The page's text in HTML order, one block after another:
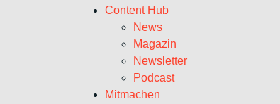
Content Hub
News
Magazin
Newsletter
Podcast
Mitmachen